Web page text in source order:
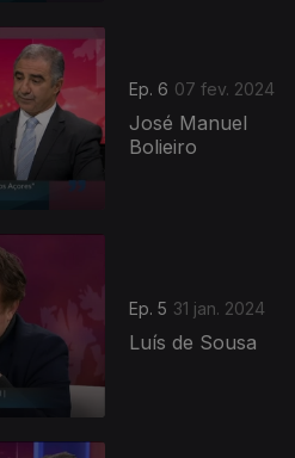
Ep. 6 07 fev. 2024
José Manuel
Bolieiro
Ep. 5 31 jan. 2024
Luís de Sousa